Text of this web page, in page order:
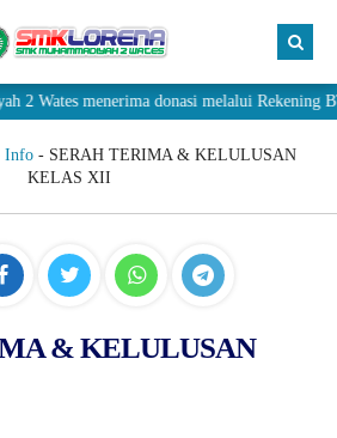
menerima donasi melalui Rekening
Info - SERAH TERIMA & KELULUSAN
KELAS XII
& KELULUSAN